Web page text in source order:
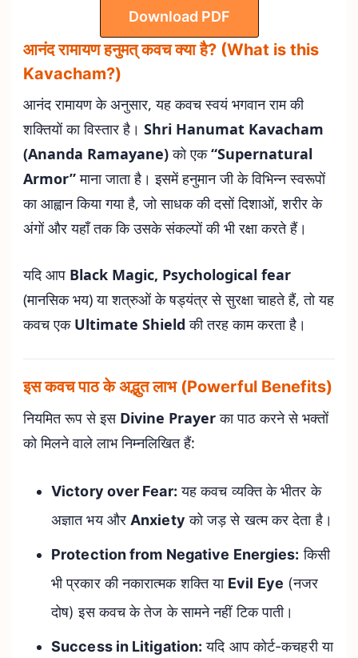
Download PDF
आनंद रामायण हनुमत् कवच क्या है? (What is this
Kavacham?)
आनंद रामायण के अनुसार, यह कवच स्वयं भगवान राम की
शक्तियों का विस्तार है। Shri Hanumat Kavacham
(Ananda Ramayane)को एक“Supernatural
Armor”माना जाता है। इसमें हनुमान जी के विभिन्न स्वरूपों
का आह्वान किया गया है, जो साधक की दसों दिशाओं, शरीर के
अंगों और यहाँ तक कि उसके संकल्पों की भी रक्षा करते हैं।
यदि आप Black Magic, Psychological fear
(मानसिक भय) या शत्रुओं के षड्यंत्र से सुरक्षा चाहते हैं, तो यह
कवच एक Ultimate Shield की तरह काम करता है।
इस कवच पाठ के अद्भुत लाभ (Powerful Benefits)
नियमित रूप से इस Divine Prayerका पाठ करने से भक्तों
को मिलने वाले लाभ निम्नलिखित हैं:
Victory over Fear: यह कवच व्यक्ति के भीतर के
अज्ञात भय और Anxiety को जड़ से खत्म कर देता है।
Protection from Negative Energies: किसी
भी प्रकार की नकारात्मक शक्ति या Evil Eye (नजर
दोष) इस कवच के तेज के सामने नहीं टिक पाती।
Success in Litigation: यदि आप कोर्ट-कचहरी या